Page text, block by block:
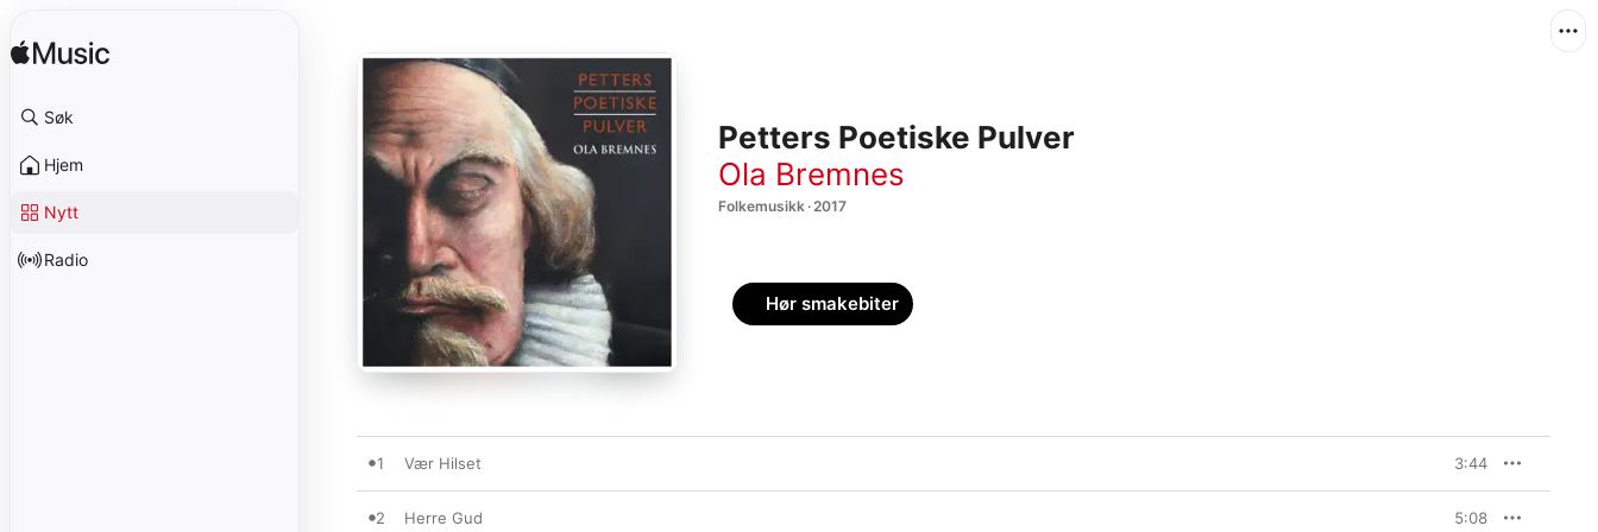
Søk
Hjem
Nytt
Radio
Petters Poetiske Pulver
Ola Bremnes
Folkemusikk · 2017
Hør smakebiter
1 Vær Hilset 3:44
2 Herre Gud 5:08